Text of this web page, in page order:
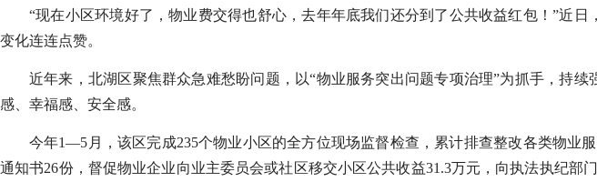
“现在小区环境好了，物业费交得也舒心，去年年底我们还分到了公共收益红包！”近
变化连连点赞。
近年来，北湖区聚焦群众急难愁盼问题，以“物业服务突出问题专项治理”为抓手，持
感、幸福感、安全感。
今年1—5月，该区完成235个物业小区的全方位现场监督检查，累计排查整改各类物业
通知书26份，督促物业企业向业主委员会或社区移交小区公共收益31.3万元，向执法执纪部